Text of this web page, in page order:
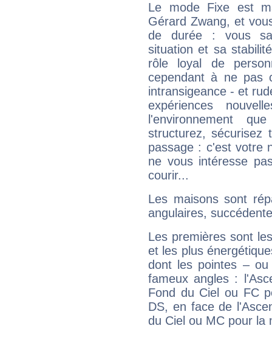
Le mode Fixe est
Gérard Zwang, et
de durée : vous
situation et sa
rôle loyal de
cependant à ne pas
intransigeance - et
expériences
l'environnement
structurez, sécurisez
passage : c'est votre
ne vous intéresse
courir...
Les maisons sont
angulaires,
Les premières sont
et les plus
dont les pointes –
fameux angles :
Fond du Ciel ou FC
DS, en face de
du Ciel ou MC pour la